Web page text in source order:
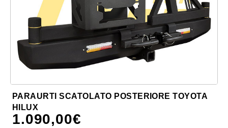
PARAURTI SCATOLATO POSTERIORE TOYOTA
HILUX
1.090,00€